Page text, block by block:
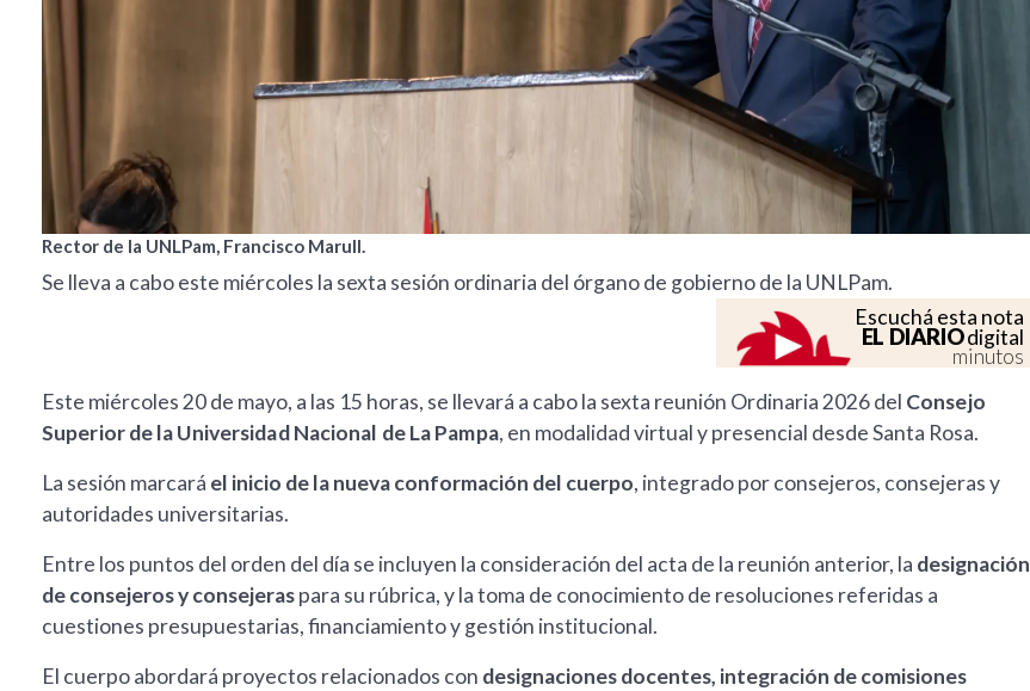
Rector de la UNLPam, Francisco Marull.
Se lleva a cabo este miércoles la sexta sesión ordinaria del órgano de gobierno de la UNLPam.
Escuchá esta nota
EL DIARIOdigital
minutos
Este miércoles 20 de mayo, a las 15 horas, se llevará a cabo la sexta reunión Ordinaria 2026 del Consejo
Superior de la Universidad Nacional de La Pampa, en modalidad virtual y presencial desde Santa Rosa.
La sesión marcará el inicio de la nueva conformación del cuerpo, integrado por consejeros, consejeras y
autoridades universitarias.
Entre los puntos del orden del día se incluyen la consideración del acta de la reunión anterior, la designación
de consejeros y consejeraspara su rúbrica, y la toma de conocimiento de resoluciones referidas a
cuestiones presupuestarias, financiamiento y gestión institucional.
El cuerpo abordará proyectos relacionados con designaciones docentes, integración de comisiones